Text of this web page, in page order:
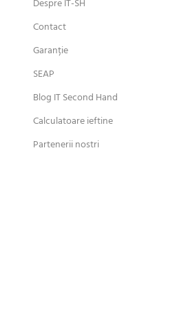
Despre IT-SH
Contact
Garanție
SEAP
Blog IT Second Hand
Calculatoare ieftine
Partenerii nostri